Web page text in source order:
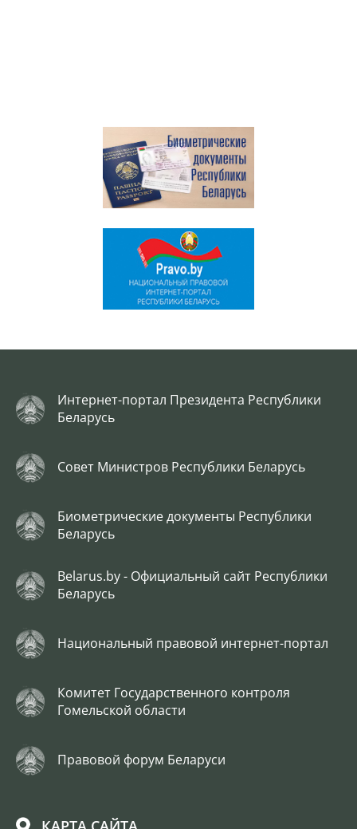
Интернет-портал Президента Республики
Беларусь
Совет Министров Республики Беларусь
Биометрические документы Республики
Беларусь
Belarus.by - Официальный сайт Республики
Беларусь
Национальный правовой интернет-портал
Комитет Государственного контроля
Гомельской области
Правовой форум Беларуси